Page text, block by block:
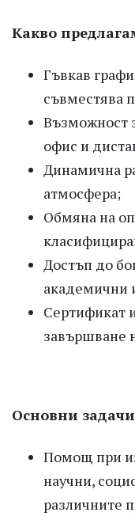
Какво
Гъвкав
съвместява
Възможност
офис и
Динамична
атмосфера;
Обмяна на
Достъп до
академични
Сертификат
завършване
Основни
Помощ при
научни,
различните